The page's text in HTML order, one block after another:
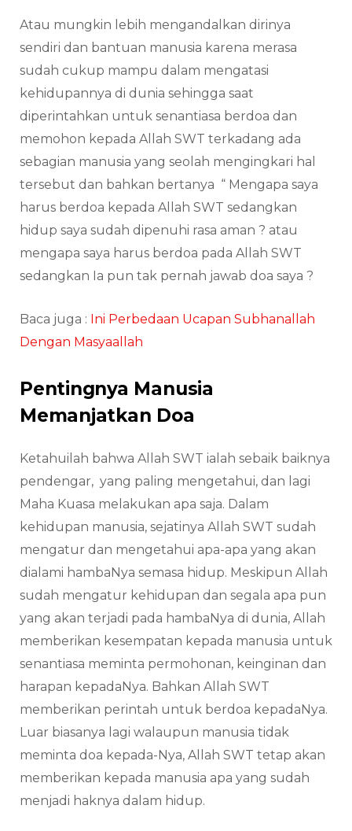
Atau mungkin lebih mengandalkan dirinya
sendiri dan bantuan manusia karena merasa
sudah cukup mampu dalam mengatasi
kehidupannya di dunia sehingga saat
diperintahkan untuk senantiasa berdoa dan
memohon kepada Allah SWT terkadang ada
sebagian manusia yang seolah mengingkari hal
tersebut dan bahkan bertanya “ Mengapa saya
harus berdoa kepada Allah SWT sedangkan
hidup saya sudah dipenuhi rasa aman ? atau
mengapa saya harus berdoa pada Allah SWT
sedangkan Ia pun tak pernah jawab doa saya ?
Baca juga : Ini Perbedaan Ucapan Subhanallah
Dengan Masyaallah
Pentingnya Manusia
Memanjatkan Doa
Ketahuilah bahwa Allah SWT ialah sebaik baiknya
pendengar, yang paling mengetahui, dan lagi
Maha Kuasa melakukan apa saja. Dalam
kehidupan manusia, sejatinya Allah SWT sudah
mengatur dan mengetahui apa-apa yang akan
dialami hambaNya semasa hidup. Meskipun Allah
sudah mengatur kehidupan dan segala apa pun
yang akan terjadi pada hambaNya di dunia, Allah
memberikan kesempatan kepada manusia untuk
senantiasa meminta permohonan, keinginan dan
harapan kepadaNya. Bahkan Allah SWT
memberikan perintah untuk berdoa kepadaNya.
Luar biasanya lagi walaupun manusia tidak
meminta doa kepada-Nya, Allah SWT tetap akan
memberikan kepada manusia apa yang sudah
menjadi haknya dalam hidup.